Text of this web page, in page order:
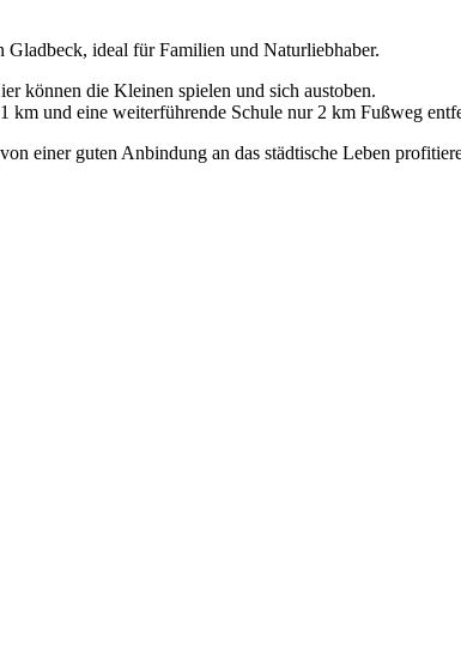
ideal für Familien und Naturliebhaber.
können die Kleinen spielen und sich austoben.
km und eine weiterführende Schule nur 2 km Fußweg
einer guten Anbindung an das städtische Leben